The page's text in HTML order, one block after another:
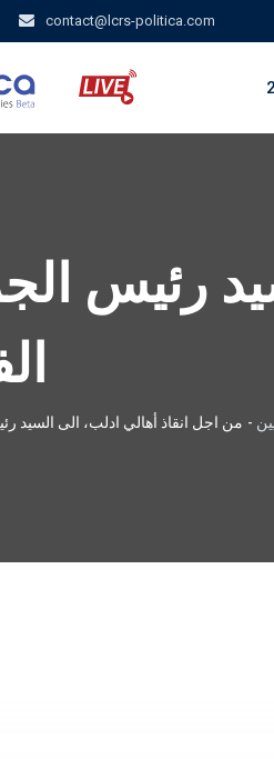
contact@lcrs-politica.com
رئيس
- من اجل انقاذ أهالي ادلب، الى السيد